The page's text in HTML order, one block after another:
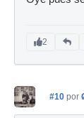
2
#10 por